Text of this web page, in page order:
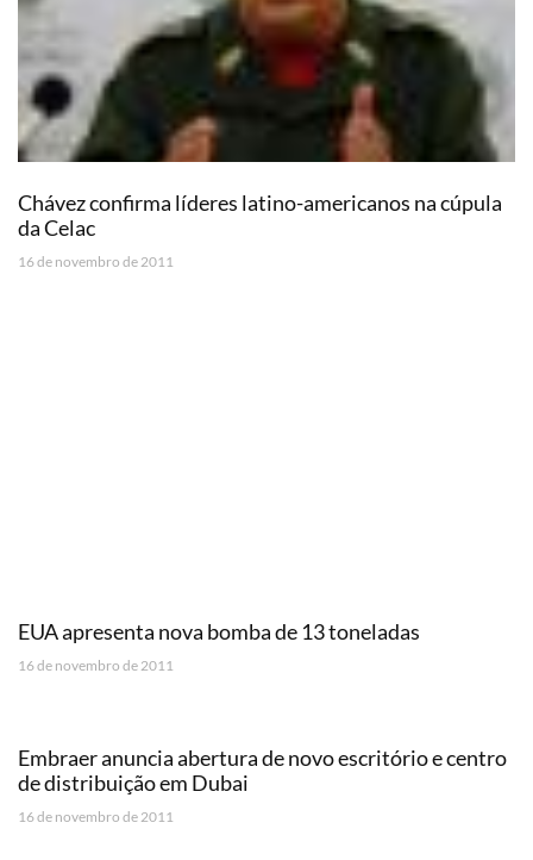
Chávez confirma líderes latino-americanos na cúpula
da Celac
16 de novembro de 2011
EUA apresenta nova bomba de 13 toneladas
16 de novembro de 2011
Embraer anuncia abertura de novo escritório e centro
de distribuição em Dubai
16 de novembro de 2011